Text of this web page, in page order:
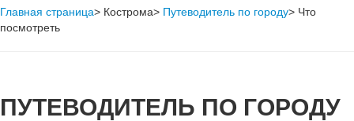
Главная страница> Кострома> Путеводитель по городу> Что
посмотреть
ПУТЕВОДИТЕЛЬ ПО ГОРОДУ